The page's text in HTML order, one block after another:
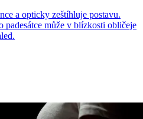
a opticky zeštíhluje postavu.
může v blízkosti obličeje